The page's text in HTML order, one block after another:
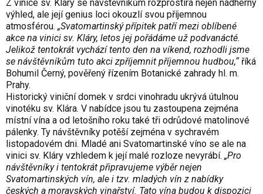
Z vinice sv. Kláry se návštěvníkům rozprostírá nejen nádherný
výhled, ale její genius loci okouzlí svou příjemnou
atmosférou. „Svatomartinský přípitek patří mezi oblíbené
akce na vinici sv. Kláry, letos jej pořádáme už podvanácté.
Jelikož tentokrát vychází tento den na víkend, rozhodli jsme
se návštěvníkům tuto akci zpříjemnit příjemnou hudbou,“ říká
Bohumil Černý, pověřený řízením Botanické zahrady hl. m.
Prahy.
Historický viniční domek v srdci vinohradu ukrývá útulnou
vinotéku sv. Klára. V nabídce jsou tu zastoupena zejména
místní vína a od letošního roku také tři odrůdové matolinové
pálenky. Ty návštěvníky potěší zejména v sychravém
listopadovém dni. Mladé ani Svatomartinské víno se ale na
vinici sv. Kláry vzhledem k její malé rozloze nevyrábí. „Pro
návštěvníky i tentokrát připravujeme výběr nejen
Svatomartinských vín, ale i tzv. mladých vín z nabídky
českých a moravských vinařství. Tato vína budou k dispozici